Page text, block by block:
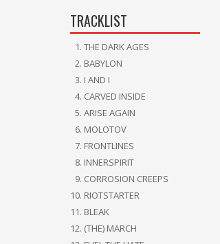
TRACKLIST
THE DARK AGES
BABYLON
I AND I
CARVED INSIDE
ARISE AGAIN
MOLOTOV
FRONTLINES
INNERSPIRIT
CORROSION CREEPS
RIOTSTARTER
BLEAK
(THE) MARCH